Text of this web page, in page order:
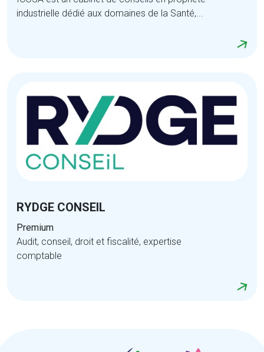
industrielle dédié aux domaines de la Santé,...
RYDGE CONSEIL
Premium
Audit, conseil, droit et fiscalité, expertise
comptable